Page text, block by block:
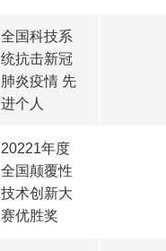
全国科技系
统抗击新冠
肺炎疫情 先
进个人
20221年度
全国颠覆性
技术创新大
赛优胜奖